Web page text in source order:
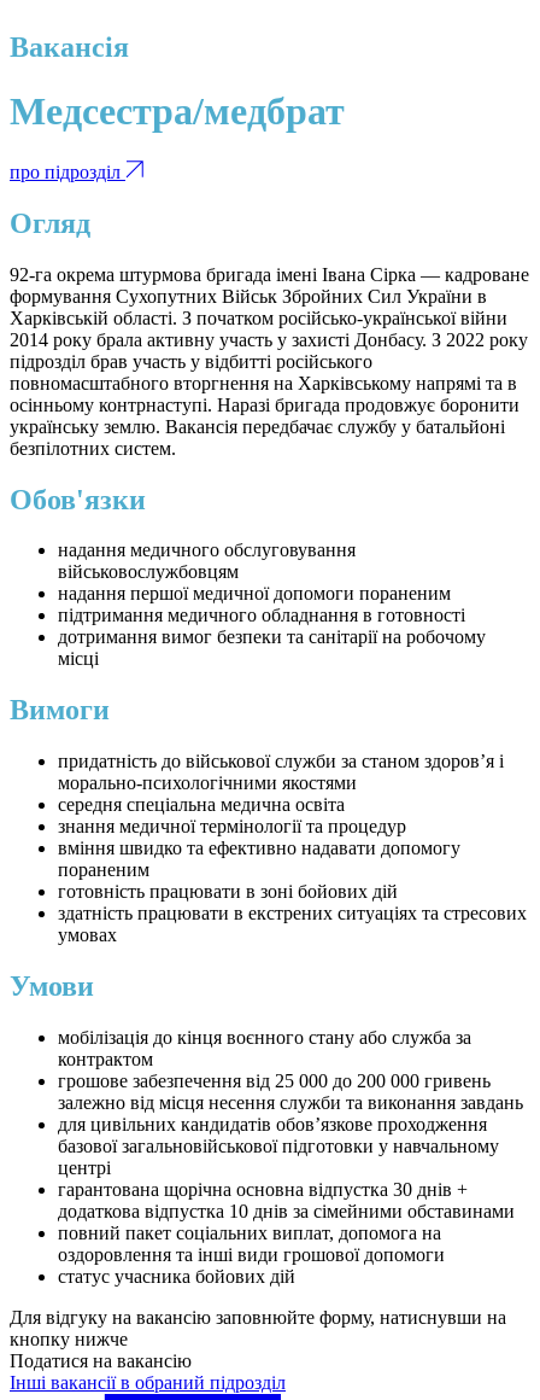
Вакансія
Медсестра/медбрат
про підрозділ
Огляд
92-га окрема штурмова бригада імені Івана Сірка — кадроване
формування Сухопутних Військ Збройних Сил України в
Харківській області. З початком російсько-української війни
2014 року брала активну участь у захисті Донбасу. З 2022 року
підрозділ брав участь у відбитті російського
повномасштабного вторгнення на Харківському напрямі та в
осінньому контрнаступі. Наразі бригада продовжує боронити
українську землю. Вакансія передбачає службу у батальйоні
безпілотних систем.
Обов'язки
надання медичного обслуговування
військовослужбовцям
надання першої медичної допомоги пораненим
підтримання медичного обладнання в готовності
дотримання вимог безпеки та санітарії на робочому
місці
Вимоги
придатність до військової служби за станом здоров’я і
морально-психологічними якостями
середня спеціальна медична освіта
знання медичної термінології та процедур
вміння швидко та ефективно надавати допомогу
пораненим
готовність працювати в зоні бойових дій
здатність працювати в екстрених ситуаціях та стресових
умовах
Умови
мобілізація до кінця воєнного стану або служба за
контрактом
грошове забезпечення від 25 000 до 200 000 гривень
залежно від місця несення служби та виконання завдань
для цивільних кандидатів обов’язкове проходження
базової загальновійськової підготовки у навчальному
центрі
гарантована щорічна основна відпустка 30 днів +
додаткова відпустка 10 днів за сімейними обставинами
повний пакет соціальних виплат, допомога на
оздоровлення та інші види грошової допомоги
статус учасника бойових дій
Для відгуку на вакансію заповнюйте форму, натиснувши на
кнопку нижче
Податися на вакансію
Інші вакансії в обраний підрозділ